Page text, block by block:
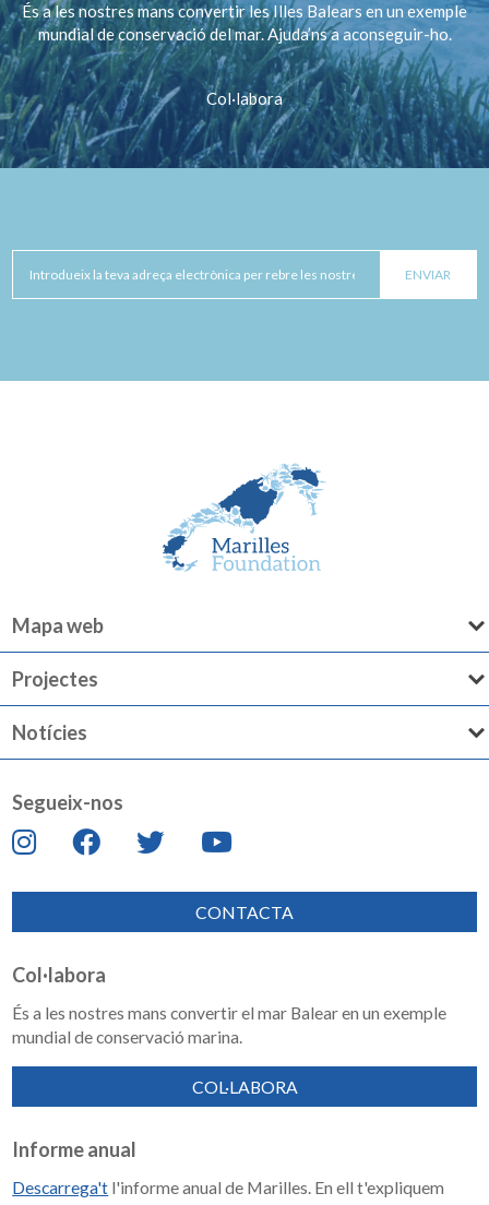
És a les nostres mans convertir les Illes Balears en un exemple
mundial de conservació del mar. Ajuda’ns a aconseguir-ho.
Col·labora
Mapa web
Projectes
Notícies
Segueix-nos
CONTACTA
Col·labora
És a les nostres mans convertir el mar Balear en un exemple
mundial de conservació marina.
COL·LABORA
Informe anual
Descarrega't l'informe anual de Marilles. En ell t'expliquem